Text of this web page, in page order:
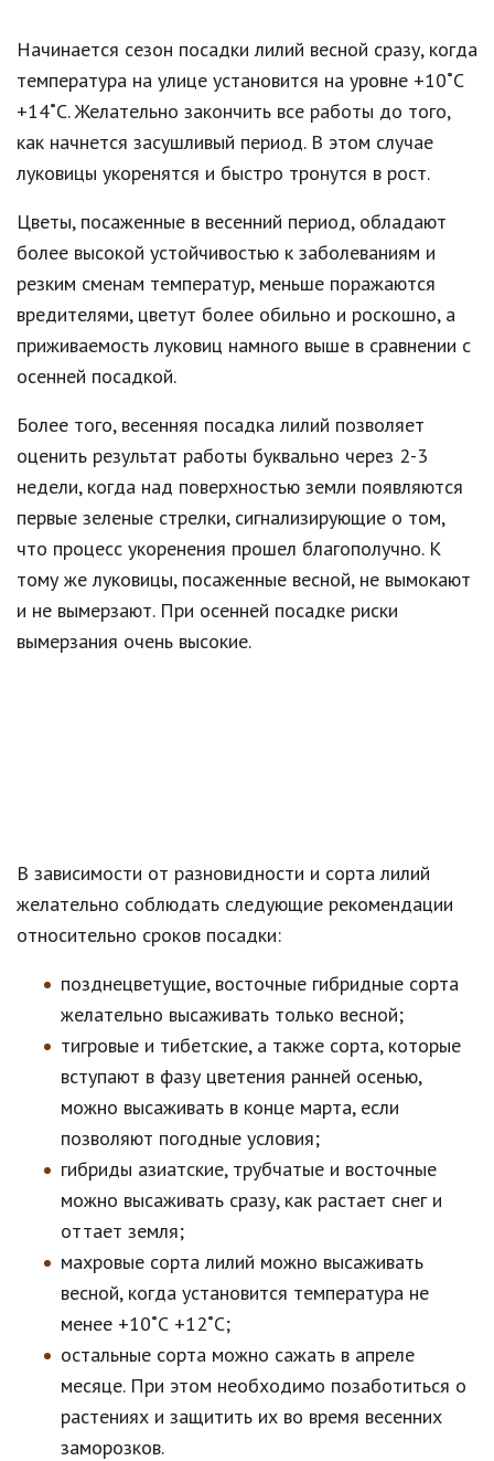
Начинается сезон посадки лилий весной сразу, когда
температура на улице установится на уровне +10˚С
+14˚С. Желательно закончить все работы до того,
как начнется засушливый период. В этом случае
луковицы укоренятся и быстро тронутся в рост.
Цветы, посаженные в весенний период, обладают
более высокой устойчивостью к заболеваниям и
резким сменам температур, меньше поражаются
вредителями, цветут более обильно и роскошно, а
приживаемость луковиц намного выше в сравнении с
осенней посадкой.
Более того, весенняя посадка лилий позволяет
оценить результат работы буквально через 2-3
недели, когда над поверхностью земли появляются
первые зеленые стрелки, сигнализирующие о том,
что процесс укоренения прошел благополучно. К
тому же луковицы, посаженные весной, не вымокают
и не вымерзают. При осенней посадке риски
вымерзания очень высокие.
В зависимости от разновидности и сорта лилий
желательно соблюдать следующие рекомендации
относительно сроков посадки:
позднецветущие, восточные гибридные сорта
желательно высаживать только весной;
тигровые и тибетские, а также сорта, которые
вступают в фазу цветения ранней осенью,
можно высаживать в конце марта, если
позволяют погодные условия;
гибриды азиатские, трубчатые и восточные
можно высаживать сразу, как растает снег и
оттает земля;
махровые сорта лилий можно высаживать
весной, когда установится температура не
менее +10˚С +12˚С;
остальные сорта можно сажать в апреле
месяце. При этом необходимо позаботиться о
растениях и защитить их во время весенних
заморозков.